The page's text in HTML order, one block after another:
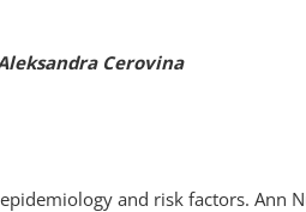
Cerovina
and risk factors. Ann